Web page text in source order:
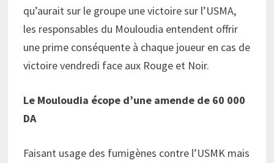
qu’aurait sur le groupe une victoire sur l’USMA,
les responsables du Mouloudia entendent offrir
une prime conséquente à chaque joueur en cas de
victoire vendredi face aux Rouge et Noir.
Le Mouloudia écope d’une amende de 60 000
DA
Faisant usage des fumigènes contre l’USMK mais